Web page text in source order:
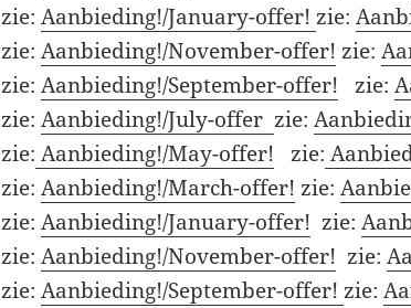
zie:Aanbieding!/January-offer!zie:
zie:Aanbieding!/November-offer! zie:
zie:Aanbieding!/September-offer! zie:
zie:Aanbieding!/July-offerzie:
zie: Aanbieding!/May-offer! zie:
zie:Aanbieding!/March-offer! zie:
zie:Aanbieding!/January-offer! zie:
zie:Aanbieding!/November-offer! zie:
zie:Aanbieding!/September-offer!zie: